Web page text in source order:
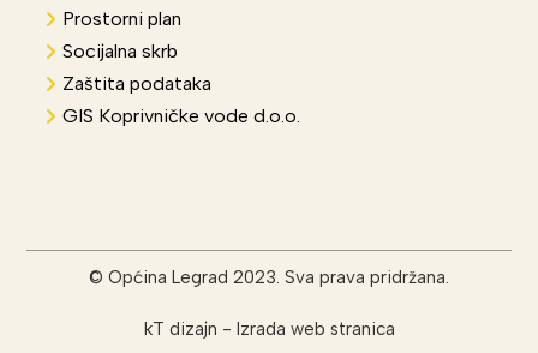
Prostorni plan
Socijalna skrb
Zaštita podataka
GIS Koprivničke vode d.o.o.
© Općina Legrad 2023. Sva prava pridržana.
kT dizajn - Izrada web stranica